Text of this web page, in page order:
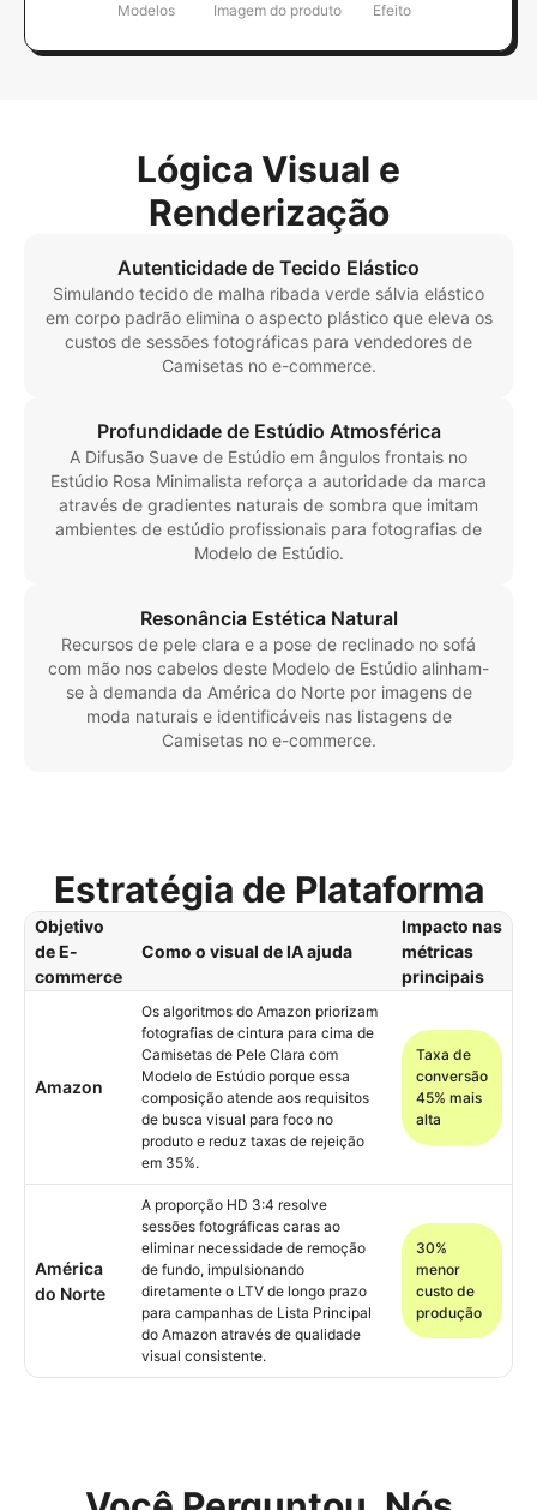
Modelos Imagem do produto Efeito
Lógica Visual e
Renderização
Autenticidade de Tecido Elástico
Simulando tecido de malha ribada verde sálvia elástico
em corpo padrão elimina o aspecto plástico que eleva os
custos de sessões fotográficas para vendedores de
Camisetas no e-commerce.
Profundidade de Estúdio Atmosférica
A Difusão Suave de Estúdio em ângulos frontais no
Estúdio Rosa Minimalista reforça a autoridade da marca
através de gradientes naturais de sombra que imitam
ambientes de estúdio profissionais para fotografias de
Modelo de Estúdio.
Resonância Estética Natural
Recursos de pele clara e a pose de reclinado no sofá
com mão nos cabelos deste Modelo de Estúdio alinham-
se à demanda da América do Norte por imagens de
moda naturais e identificáveis nas listagens de
Camisetas no e-commerce.
Estratégia de Plataforma
Objetivo
de E-
commerce
Como o visual de IA ajuda
Impacto nas
métricas
principais
Amazon
Os algoritmos do Amazon priorizam
fotografias de cintura para cima de
Camisetas de Pele Clara com
Modelo de Estúdio porque essa
composição atende aos requisitos
de busca visual para foco no
produto e reduz taxas de rejeição
em 35%.
Taxa de
conversão
45% mais
alta
América
do Norte
A proporção HD 3:4 resolve
sessões fotográficas caras ao
eliminar necessidade de remoção
de fundo, impulsionando
diretamente o LTV de longo prazo
para campanhas de Lista Principal
do Amazon através de qualidade
visual consistente.
30%
menor
custo de
produção